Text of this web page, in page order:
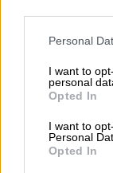
Please note that
not limited to
grant or deny
use your data
consent section.
Personal
I want to
personal
Opted In
I want to
Personal
Opted In
Three
others
crashed
https://